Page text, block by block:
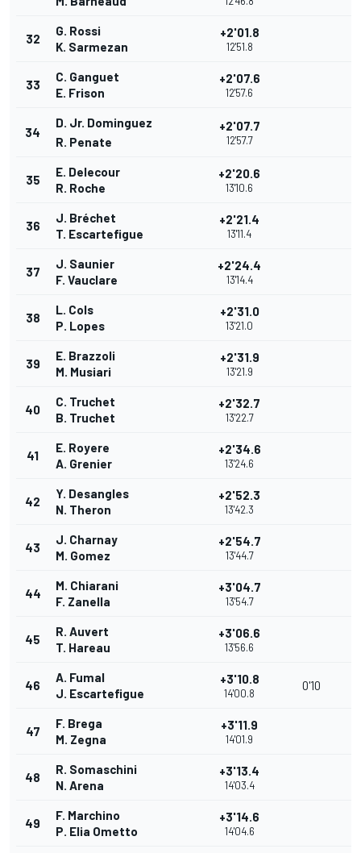
32
G. Rossi
K. Sarmezan
+2'01.8
12'51.8
33
C. Ganguet
E. Frison
+2'07.6
12'57.6
34
D. Jr. Dominguez
R. Penate
+2'07.7
12'57.7
35
E. Delecour
R. Roche
+2'20.6
13'10.6
36
J. Bréchet
T. Escartefigue
+2'21.4
13'11.4
37
J. Saunier
F. Vauclare
+2'24.4
13'14.4
38
L. Cols
P. Lopes
+2'31.0
13'21.0
39
E. Brazzoli
M. Musiari
+2'31.9
13'21.9
40
C. Truchet
B. Truchet
+2'32.7
13'22.7
41
E. Royere
A. Grenier
+2'34.6
13'24.6
42
Y. Desangles
N. Theron
+2'52.3
13'42.3
43
J. Charnay
M. Gomez
+2'54.7
13'44.7
44
M. Chiarani
F. Zanella
+3'04.7
13'54.7
45
R. Auvert
T. Hareau
+3'06.6
13'56.6
46
A. Fumal
J. Escartefigue
+3'10.8
14'00.8
0'10
47
F. Brega
M. Zegna
+3'11.9
14'01.9
48
R. Somaschini
N. Arena
+3'13.4
14'03.4
49
F. Marchino
P. Elia Ometto
+3'14.6
14'04.6